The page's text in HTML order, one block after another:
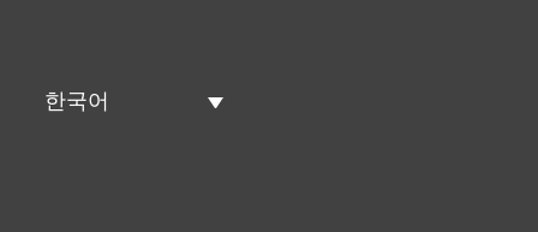
한국어